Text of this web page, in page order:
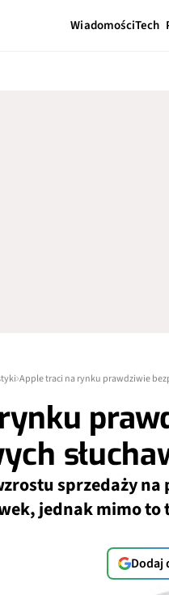
WiadomościTech
Apple traci na rynku prawdziwie
sprzedaży
jednak mimo
Dodaj